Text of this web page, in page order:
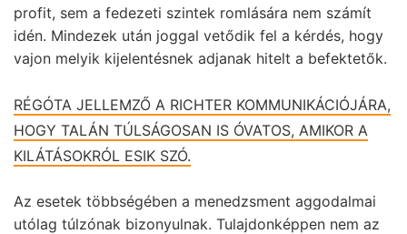
profit, sem a fedezeti szintek romlására nem számít
idén. Mindezek után joggal vetődik fel a kérdés, hogy
vajon melyik kijelentésnek adjanak hitelt a befektetők.
RÉGÓTA JELLEMZŐ A RICHTER KOMMUNIKÁCIÓJÁRA,
HOGY TALÁN TÚLSÁGOSAN IS ÓVATOS, AMIKOR A
KILÁTÁSOKRÓL ESIK SZÓ.
Az esetek többségében a menedzsment aggodalmai
utólag túlzónak bizonyulnak. Tulajdonképpen nem az